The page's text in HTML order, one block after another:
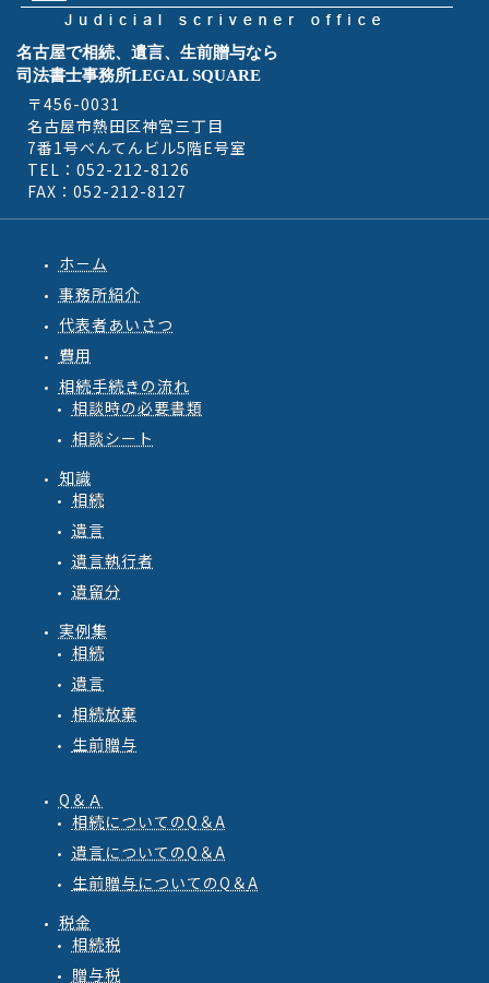
名古屋で相続、遺言、生前贈与なら
司法書士事務所LEGAL SQUARE
〒456-0031
名古屋市熱田区神宮三丁目
7番1号べんてんビル5階E号室
TEL：052-212-8126
FAX：052-212-8127
ホ－ム
事務所紹介
代表者あいさつ
費用
相続手続きの流れ
相談時の必要書類
相談シート
知識
相続
遺言
遺言執行者
遺留分
実例集
相続
遺言
相続放棄
生前贈与
Q＆Ａ
相続についてのQ ＆A
遺言についてのQ ＆A
生前贈与についてのQ ＆A
税金
相続税
贈与税